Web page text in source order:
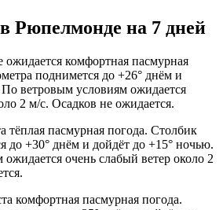
Рюпелмонде на 7 дней
комфортная пасмурная
поднимется до +26° днём и
ветровым условиям ожидается
2 м/с. Осадков не ожидается.
тёплая пасмурная погода. Столбик
до +30° днём и дойдёт до +15° ночью.
очень слабый ветер около 2
комфортная пасмурная погода.